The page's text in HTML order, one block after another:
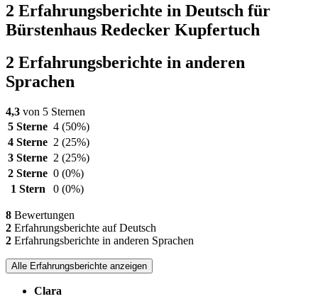
2 Erfahrungsberichte in Deutsch für
Bürstenhaus Redecker Kupfertuch
2 Erfahrungsberichte in anderen
Sprachen
4,3 von 5 Sternen
5 Sterne 4 (50%)
4 Sterne 2 (25%)
3 Sterne 2 (25%)
2 Sterne 0 (0%)
1 Stern
0 (0%)
8 Bewertungen
2 Erfahrungsberichte auf Deutsch
2 Erfahrungsberichte in anderen Sprachen
Alle Erfahrungsberichte anzeigen
Clara